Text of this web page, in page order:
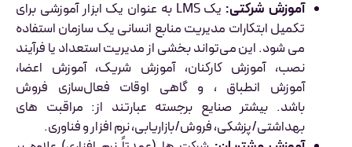
آموزش شرکتی:
یک LMS به عنوان یک ابزار آموزشی برای
تکمیل ابتکارات مدیریت منابع انسانی یک سازمان استفاده
می شود. این می‌تواند بخشی از مدیریت استعداد یا فرآیند
نصب، آموزش کارکنان، آموزش شریک، آموزش اعضا،
آموزش انطباق ، و گاهی اوقات فعال‌سازی فروش
باشد. بیشتر صنایع برجسته عبارتند از: مراقبت های
بهداشتی/پزشکی، فروش/بازاریابی، نرم افزار و فناوری.